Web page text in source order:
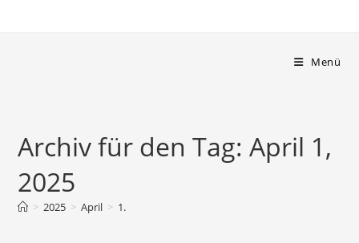
Menü
Archiv für den Tag: April 1,
2025
> 2025 > April > 1.